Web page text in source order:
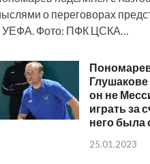
о переговорах
УЕФА. Фото: ПФК ЦСКА…
он не
играть за
него была
25.01.2023